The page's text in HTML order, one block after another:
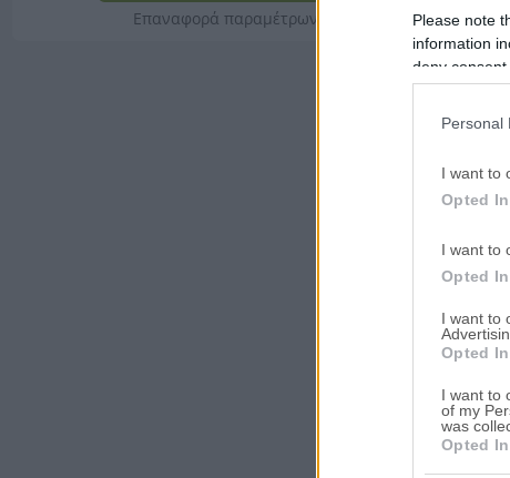
Please note
information
deny
in below
Personal
I want to
Opted In
I want to
Opted In
I want to
Opted In
I want to
of my
was
Opted In
Επαναφορά παραμέτρων